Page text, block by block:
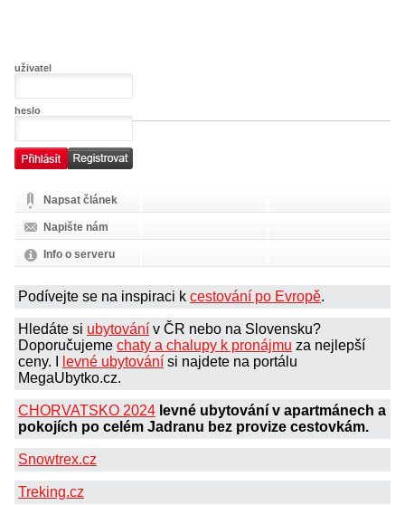
uživatel
heslo
Napsat článek
Napište nám
Info o serveru
Podívejte se na inspiraci k cestování po Evropě.
Hledáte si ubytování v ČR nebo na Slovensku?
Doporučujeme chaty a chalupy k pronájmu za nejlepší
ceny. I
levné ubytování si najdete na portálu
MegaUbytko.cz.
CHORVATSKO 2024 levné ubytování v apartmánech a
pokojích po celém Jadranu bez provize cestovkám.
Snowtrex.cz
Treking.cz